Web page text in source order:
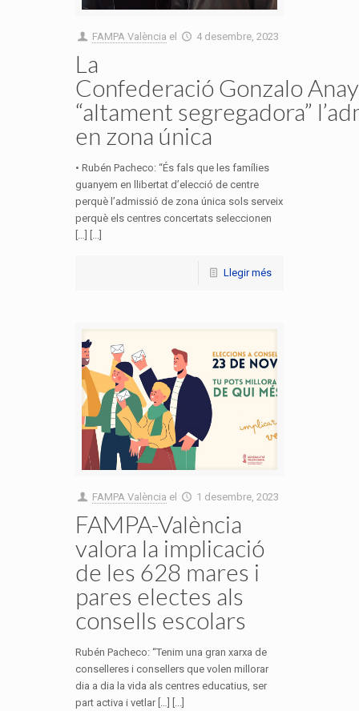
FAMPA València el 4 desembre, 2023
La
Confederació Gonzalo
“altament segregadora”
en zona única
• Rubén Pacheco: “És fals que les famílies
guanyem en llibertat d’elecció de centre
perquè l’admissió de zona única sols serveix
perquè els centres concertats seleccionen
Llegir més
FAMPA València el 1 desembre, 2023
FAMPA-València
valora la implicació
de les 628 mares i
pares electes als
consells escolars
Rubén Pacheco: “Tenim una gran xarxa de
conselleres i consellers que volen millorar
dia a dia la vida als centres educatius, ser
part activa i vetlar […] [...]